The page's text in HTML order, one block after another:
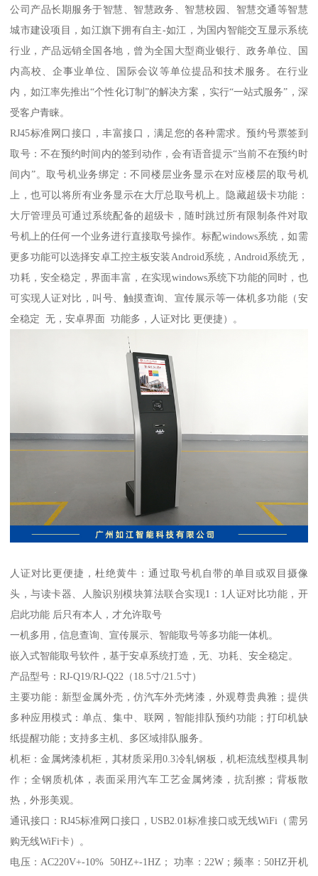
公司产品长期服务于智慧、智慧政务、智慧校园、智慧交通等智慧
城市建设项目，如江旗下拥有自主-如江，为国内智能交互显示系统
行业，产品远销全国各地，曾为全国大型商业银行、政务单位、国
内高校、企事业单位、国际会议等单位提品和技术服务。在行业
内，如江率先推出“个性化订制”的解决方案，实行“一站式服务”，深
受客户青睐。
RJ45标准网口接口，丰富接口，满足您的各种需求。预约号票签到
取号：不在预约时间内的签到动作，会有语音提示“当前不在预约时
间内”。取号机业务绑定：不同楼层业务显示在对应楼层的取号机
上，也可以将所有业务显示在大厅总取号机上。隐藏超级卡功能：
大厅管理员可通过系统配备的超级卡，随时跳过所有限制条件对取
号机上的任何一个业务进行直接取号操作。标配windows系统，如需
更多功能可以选择安卓工控主板安装Android系统，Android系统无，
功耗，安全稳定，界面丰富，在实现windows系统下功能的同时，也
可实现人证对比，叫号、触摸查询、宣传展示等一体机多功能（安
全稳定 无，安卓界面 功能多，人证对比 更便捷）。
人证对比更便捷，杜绝黄牛：通过取号机自带的单目或双目摄像
头，与读卡器、人脸识别模块算法联合实现1：1人证对比功能，开
启此功能 后只有本人，才允许取号
一机多用，信息查询、宣传展示、智能取号等多功能一体机。
嵌入式智能取号软件，基于安卓系统打造，无、功耗、安全稳定。
产品型号：RJ-Q19/RJ-Q22（18.5寸/21.5寸）
主要功能：新型金属外壳，仿汽车外壳烤漆，外观尊贵典雅；提供
多种应用模式：单点、集中、联网，智能排队预约功能；打印机缺
纸提醒功能；支持多主机、多区域排队服务。
机柜：金属烤漆机柜，其材质采用0.3冷轧钢板，机柜流线型模具制
作；全钢质机体，表面采用汽车工艺金属烤漆，抗刮擦；背板散
热，外形美观。
通讯接口：RJ45标准网口接口，USB2.01标准接口或无线WiFi（需另
购无线WiFi卡）。
电压：AC220V+-10% 50HZ+-1HZ； 功率：22W；频率：50HZ开机